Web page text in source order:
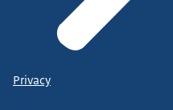
Privacy